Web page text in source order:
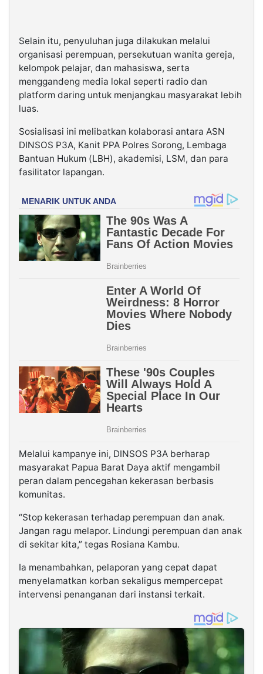
Selain itu, penyuluhan juga dilakukan melalui
organisasi perempuan, persekutuan wanita gereja,
kelompok pelajar, dan mahasiswa, serta
menggandeng media lokal seperti radio dan
platform daring untuk menjangkau masyarakat lebih
luas.
Sosialisasi ini melibatkan kolaborasi antara ASN
DINSOS P3A, Kanit PPA Polres Sorong, Lembaga
Bantuan Hukum (LBH), akademisi, LSM, dan para
fasilitator lapangan.
Melalui kampanye ini, DINSOS P3A berharap
masyarakat Papua Barat Daya aktif mengambil
peran dalam pencegahan kekerasan berbasis
komunitas.
“Stop kekerasan terhadap perempuan dan anak.
Jangan ragu melapor. Lindungi perempuan dan anak
di sekitar kita,” tegas Rosiana Kambu.
Ia menambahkan, pelaporan yang cepat dapat
menyelamatkan korban sekaligus mempercepat
intervensi penanganan dari instansi terkait.